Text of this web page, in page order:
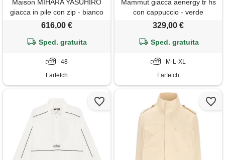
Maison MIHARA YASUHIRO
giacca in pile con zip - bianco
616,00 €
Sped. gratuita
48
Farfetch
Mammut giacca aenergy tr hs
con cappuccio - verde
329,00 €
Sped. gratuita
M-L-XL
Farfetch